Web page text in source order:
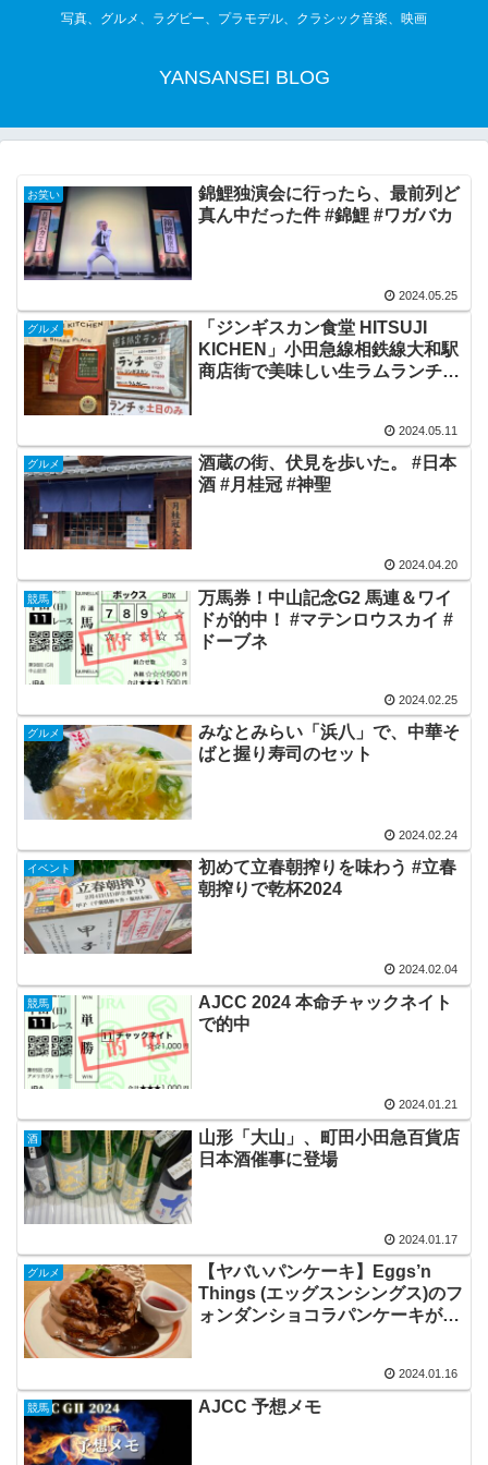
写真、グルメ、ラグビー、プラモデル、クラシック音楽、映画
YANSANSEI BLOG
お笑い
錦鯉独演会に行ったら、最前列ど
真ん中だった件 #錦鯉 #ワガバカ
2024.05.25
グルメ
「ジンギスカン食堂 HITSUJI
KICHEN」小田急線相鉄線大和駅
商店街で美味しい生ラムランチが
2024.05.11
グルメ
酒蔵の街、伏見を歩いた。 #日本
酒 #月桂冠 #神聖
2024.04.20
競馬
万馬券！中山記念G2 馬連＆ワイ
ドが的中！ #マテンロウスカイ #
ドーブネ
2024.02.25
グルメ
みなとみらい「浜八」で、中華そ
ばと握り寿司のセット
2024.02.24
イベント
初めて立春朝搾りを味わう #立春
朝搾りで乾杯2024
2024.02.04
競馬
AJCC 2024 本命チャックネイト
で的中
2024.01.21
酒
山形「大山」、町田小田急百貨店
日本酒催事に登場
2024.01.17
グルメ
【ヤバいパンケーキ】Eggs’n
Things (エッグスンシングス)のフ
ォンダンショコラパンケーキが期
2024.01.16
競馬 AJCC 予想メモ